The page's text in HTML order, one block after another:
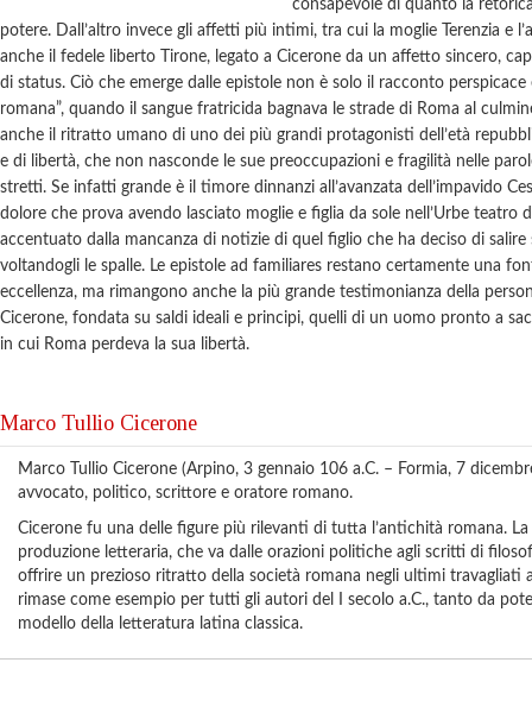
consapevole di quanto la
potere. Dall’altro invece gli affetti più intimi, tra cui la moglie Terenzia e
anche il fedele liberto Tirone, legato a Cicerone da un affetto sincero,
di status. Ciò che emerge dalle epistole non è solo il racconto perspicace
romana”, quando il sangue fratricida bagnava le strade di Roma al
anche il ritratto umano di uno dei più grandi protagonisti dell’età
e di libertà, che non nasconde le sue preoccupazioni e fragilità nelle
stretti. Se infatti grande è il timore dinnanzi all’avanzata dell’impavido
dolore che prova avendo lasciato moglie e figlia da sole nell’Urbe teatro
accentuato dalla mancanza di notizie di quel figlio che ha deciso di salire
voltandogli le spalle. Le epistole ad familiares restano certamente una
eccellenza, ma rimangono anche la più grande testimonianza della
Cicerone, fondata su saldi ideali e principi, quelli di un uomo pronto a
in cui Roma perdeva la sua libertà.
Marco Tullio Cicerone
Marco Tullio Cicerone (Arpino, 3 gennaio 106 a.C. – Formia, 7
avvocato, politico, scrittore e oratore romano.
Cicerone fu una delle figure più rilevanti di tutta l’antichità romana. La
produzione letteraria, che va dalle orazioni politiche agli scritti di
offrire un prezioso ritratto della società romana negli ultimi travagliati
rimase come esempio per tutti gli autori del I secolo a.C., tanto da
modello della letteratura latina classica.